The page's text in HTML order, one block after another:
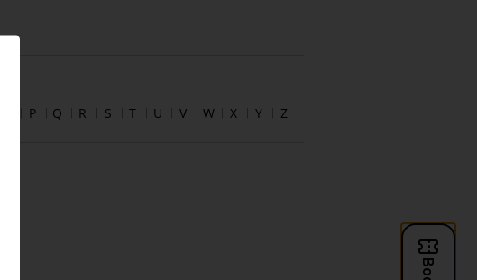
P Q R S T U V W X Y Z